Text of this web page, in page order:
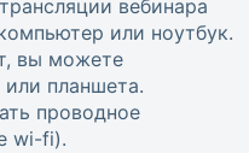
вебинара
или ноутбук.
вы можете
планшета.
проводное
wi-fi).